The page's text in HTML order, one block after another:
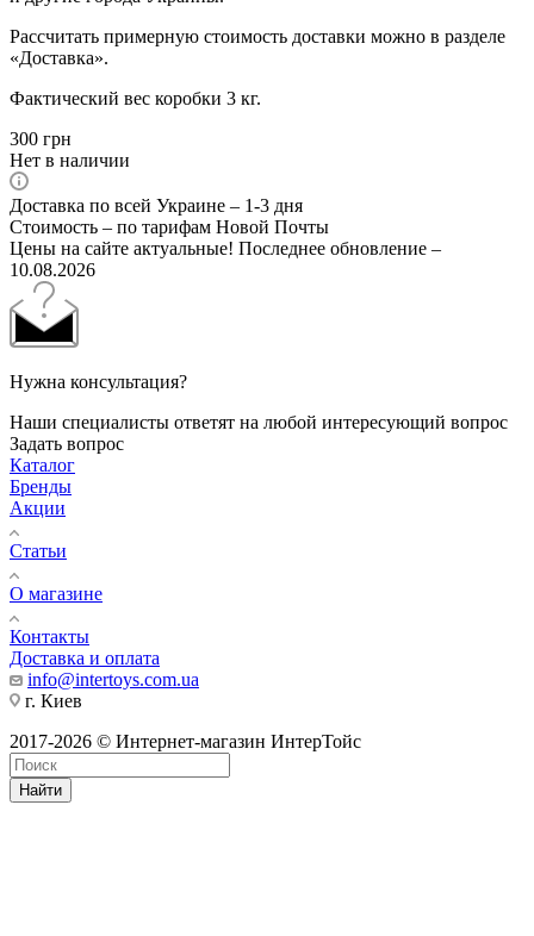
Рассчитать примерную стоимость доставки можно в разделе
«Доставка».
Фактический вес коробки 3 кг.
300 грн
Нет в наличии
Доставка по всей Украине – 1-3 дня
Стоимость – по тарифам Новой Почты
Цены на сайте актуальные! Последнее обновление –
10.08.2026
Нужна консультация?
Наши специалисты ответят на любой интересующий вопрос
Задать вопрос
Каталог
Бренды
Акции
Статьи
О магазине
Контакты
Доставка и оплата
info@intertoys.com.ua
г. Киев
2017-2026 © Интернет-магазин ИнтерТойс
Найти